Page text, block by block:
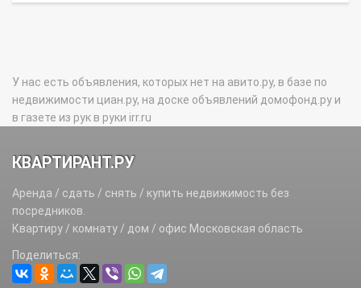
У нас есть объявления, которых нет на авито.ру, в базе по
недвижимости циан.ру, на доске объявлений домофонд.ру и
в газете из рук в руки irr.ru
КВАРТИРАНТ.РУ
Аренда / сдать / снять / купить недвижимость без
посредников.
Квартиру / комнату / дом / офис Московская область
Поделиться: